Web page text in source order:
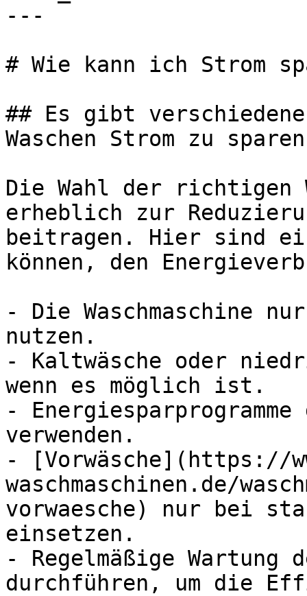
---
# Wie kann ich Strom
## Es gibt
Waschen Strom zu sparen
Die Wahl der richtigen
erheblich zur
beitragen. Hier sind
können, den
- Die Waschmaschine
nutzen.
- Kaltwäsche oder
wenn es möglich ist.
- Energiesparprogramme
verwenden.
- [Vorwäsche](https://
waschmaschinen.de/
vorwaesche) nur bei
einsetzen.
- Regelmäßige Wartung
durchführen, um die